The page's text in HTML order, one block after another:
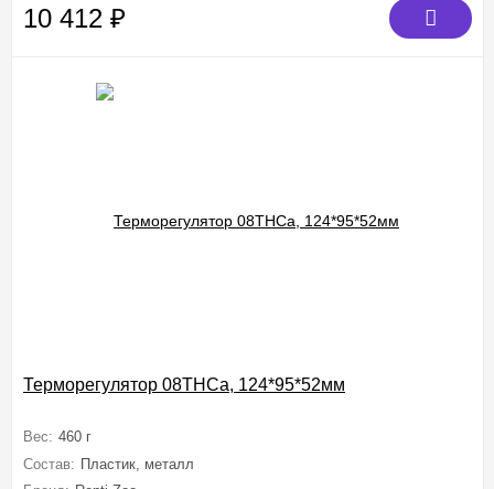
10 412 ₽
Терморегулятор 08THCa, 124*95*52мм
Вес: 460 г
Состав: Пластик, металл